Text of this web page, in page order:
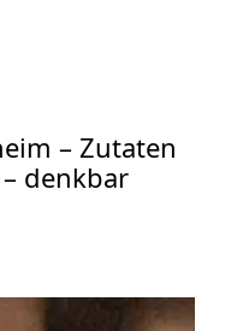
– Zutaten
denkbar